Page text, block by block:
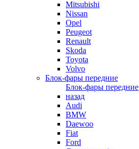
Mitsubishi
Nissan
Opel
Peugeot
Renault
Skoda
Toyota
Volvo
Блок-фары передние
Блок-фары передние
назад
Audi
BMW
Daewoo
Fiat
Ford